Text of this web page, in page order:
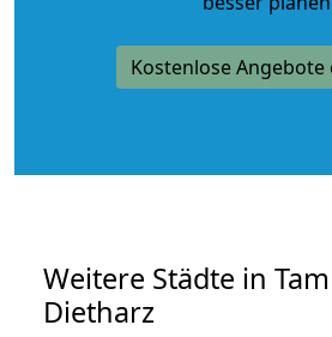
Kostenlose Angebote
Weitere Städte in
Dietharz